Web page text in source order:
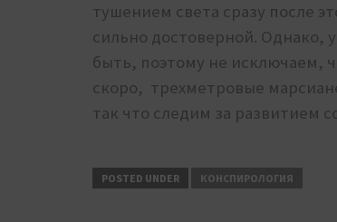
тушением света сразу после
сильно достоверной.
быть, поэтому не исключаем,
скоро, трехметровые
так что следим за развитием
POSTED UNDER КОНСПИРОЛОГИЯ